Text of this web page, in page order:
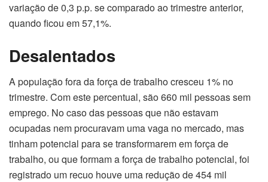
variação de 0,3 p.p. se comparado ao trimestre anterior,
quando ficou em 57,1%.
Desalentados
A população fora da força de trabalho cresceu 1% no
trimestre. Com este percentual, são 660 mil pessoas sem
emprego. No caso das pessoas que não estavam
ocupadas nem procuravam uma vaga no mercado, mas
tinham potencial para se transformarem em força de
trabalho, ou que formam a força de trabalho potencial, foi
registrado um recuo houve uma redução de 454 mil